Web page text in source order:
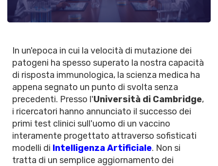
In un'epoca in cui la velocità di mutazione dei
patogeni ha spesso superato la nostra capacità
di risposta immunologica, la scienza medica ha
appena segnato un punto di svolta senza
precedenti. Presso l'Università di Cambridge,
i ricercatori hanno annunciato il successo dei
primi test clinici sull'uomo di un vaccino
interamente progettato attraverso sofisticati
modelli di Intelligenza Artificiale. Non si
tratta di un semplice aggiornamento dei